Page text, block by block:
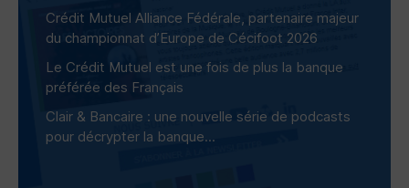
Crédit Mutuel Alliance Fédérale, partenaire majeur
du championnat d’Europe de Cécifoot 2026
Le Crédit Mutuel est une fois de plus la banque
préférée des Français
Clair & Bancaire : une nouvelle série de podcasts
pour décrypter la banque...